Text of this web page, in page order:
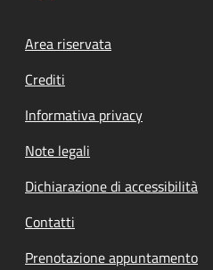
Footer menu
Area riservata
Crediti
Informativa privacy
Note legali
Dichiarazione di accessibilità
Contatti
Prenotazione appuntamento